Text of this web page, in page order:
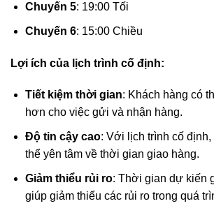
Chuyến 5: 19:00 Tối
Chuyến 6: 15:00 Chiều
Lợi ích của lịch trình cố định:
Tiết kiệm thời gian: Khách hàng có
hơn cho việc gửi và nhận hàng.
Độ tin cậy cao: Với lịch trình cố
thể yên tâm về thời gian giao hàng.
Giảm thiểu rủi ro: Thời gian dự kiến
giúp giảm thiểu các rủi ro trong quá